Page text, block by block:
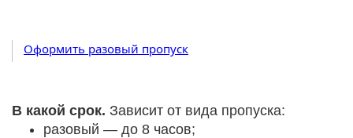
Оформить разовый пропуск
В какой срок. Зависит от вида пропуска:
разовый — до 8 часов;